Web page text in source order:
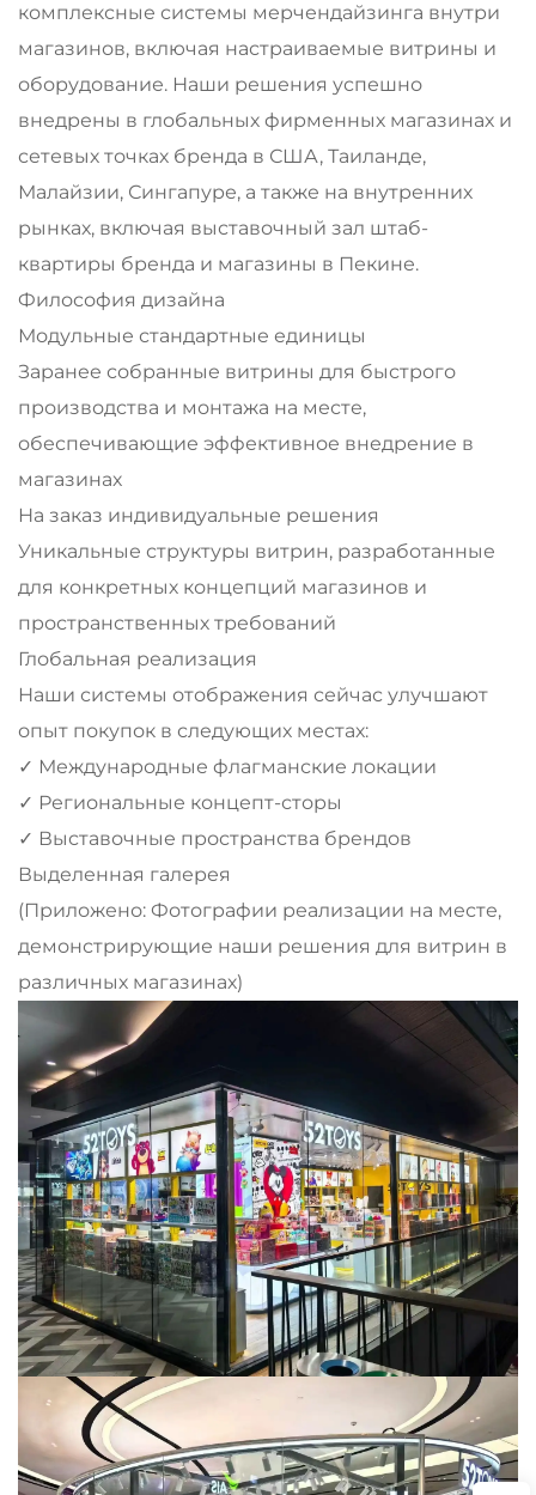
комплексные системы мерчендайзинга внутри
магазинов, включая настраиваемые витрины и
оборудование. Наши решения успешно
внедрены в глобальных фирменных магазинах и
сетевых точках бренда в США, Таиланде,
Малайзии, Сингапуре, а также на внутренних
рынках, включая выставочный зал штаб-
квартиры бренда и магазины в Пекине.
Философия дизайна
Модульные стандартные единицы
Заранее собранные витрины для быстрого
производства и монтажа на месте,
обеспечивающие эффективное внедрение в
магазинах
На заказ индивидуальные решения
Уникальные структуры витрин, разработанные
для конкретных концепций магазинов и
пространственных требований
Глобальная реализация
Наши системы отображения сейчас улучшают
опыт покупок в следующих местах:
✓ Международные флагманские локации
✓ Региональные концепт-сторы
✓ Выставочные пространства брендов
Выделенная галерея
(Приложено: Фотографии реализации на месте,
демонстрирующие наши решения для витрин в
различных магазинах)